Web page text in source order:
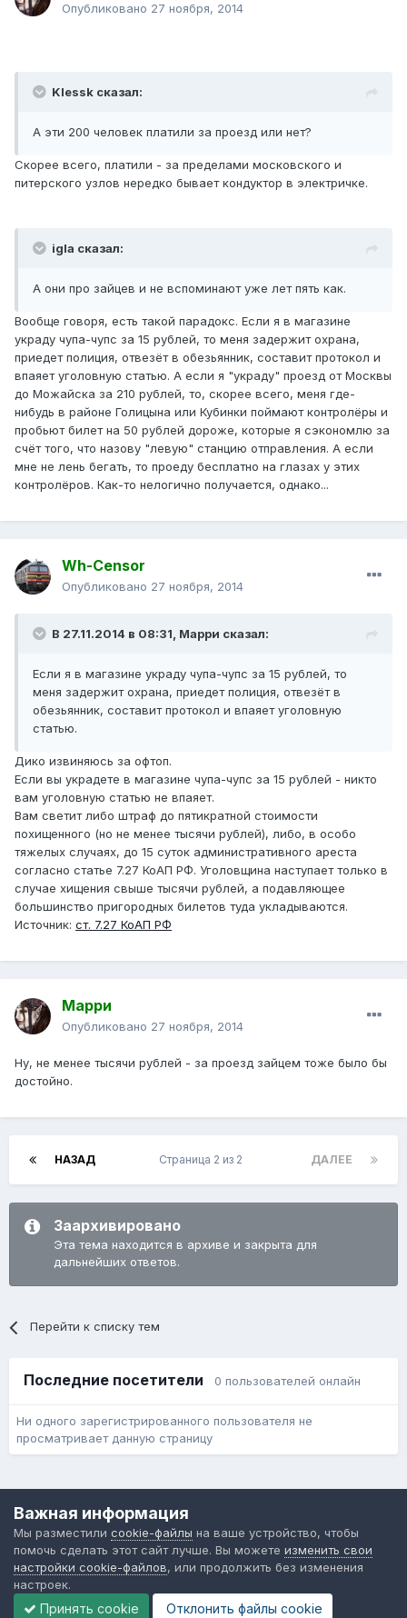
Опубликовано 27 ноября, 2014
Klessk сказал:
А эти 200 человек платили за проезд или нет?
Скорее всего, платили - за пределами московского и
питерского узлов нередко бывает кондуктор в электричке.
igla сказал:
А они про зайцев и не вспоминают уже лет пять как.
Вообще говоря, есть такой парадокс. Если я в магазине
украду чупа-чупс за 15 рублей, то меня задержит охрана,
приедет полиция, отвезёт в обезьянник, составит протокол и
впаяет уголовную статью. А если я "украду" проезд от Москвы
до Можайска за 210 рублей, то, скорее всего, меня где-
нибудь в районе Голицына или Кубинки поймают контролёры и
пробьют билет на 50 рублей дороже, которые я сэкономлю за
счёт того, что назову "левую" станцию отправления. А если
мне не лень бегать, то проеду бесплатно на глазах у этих
контролёров. Как-то нелогично получается, однако...
Wh-Censor
Опубликовано 27 ноября, 2014
В 27.11.2014 в 08:31, Марри сказал:
Если я в магазине украду чупа-чупс за 15 рублей, то
меня задержит охрана, приедет полиция, отвезёт в
обезьянник, составит протокол и впаяет уголовную
статью.
Дико извиняюсь за офтоп.
Если вы украдете в магазине чупа-чупс за 15 рублей - никто
вам уголовную статью не впаяет.
Вам светит либо штраф до пятикратной стоимости
похищенного (но не менее тысячи рублей), либо, в особо
тяжелых случаях, до 15 суток административного ареста
согласно статье 7.27 КоАП РФ. Уголовщина наступает только в
случае хищения свыше тысячи рублей, а подавляющее
большинство пригородных билетов туда укладываются.
Источник: ст. 7.27 КоАП РФ
Марри
Опубликовано 27 ноября, 2014
Ну, не менее тысячи рублей - за проезд зайцем тоже было бы
достойно.
НАЗАД ДАЛЕЕ
Страница 2 из 2
Заархивировано
Эта тема находится в архиве и закрыта для
дальнейших ответов.
Перейти к списку тем
Последние посетители 0 пользователей онлайн
Ни одного зарегистрированного пользователя не
просматривает данную страницу
Форум общественного транспорта
Powered by Invision Community
Важная информация
Мы разместили cookie-файлы на ваше устройство, чтобы
помочь сделать этот сайт лучше. Вы можете изменить свои
настройки cookie-файлов, или продолжить без изменения
настроек.
Принять cookie Отклонить файлы сookie